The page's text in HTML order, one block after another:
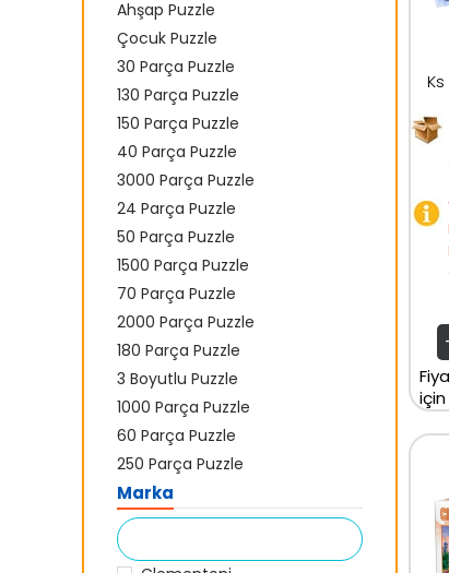
Ahşap Puzzle
Çocuk Puzzle
30 Parça Puzzle
130 Parça Puzzle
150 Parça Puzzle
40 Parça Puzzle
3000 Parça Puzzle
24 Parça Puzzle
50 Parça Puzzle
1500 Parça Puzzle
70 Parça Puzzle
2000 Parça Puzzle
180 Parça Puzzle
3 Boyutlu Puzzle
1000 Parça Puzzle
60 Parça Puzzle
250 Parça Puzzle
Marka
için